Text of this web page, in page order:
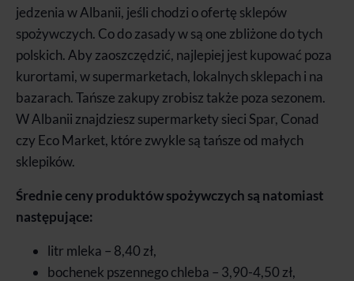
jedzenia w Albanii, jeśli chodzi o ofertę sklepów
spożywczych. Co do zasady w są one zbliżone do tych
polskich. Aby zaoszczędzić, najlepiej jest kupować poza
kurortami, w supermarketach, lokalnych sklepach i na
bazarach. Tańsze zakupy zrobisz także poza sezonem.
W Albanii znajdziesz supermarkety sieci Spar, Conad
czy Eco Market, które zwykle są tańsze od małych
sklepików.
Średnie ceny produktów spożywczych są natomiast
następujące:
litr mleka – 8,40 zł,
bochenek pszennego chleba – 3,90-4,50 zł,